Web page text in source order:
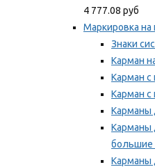
4 777.08 руб
Маркировка на
Знаки
Карман
Карман с
Карман
Карманы
Карманы
Карманы